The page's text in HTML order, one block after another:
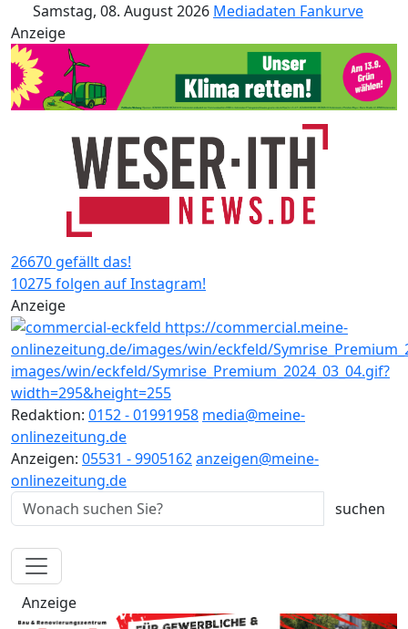
Samstag, 08. August 2026 Mediadaten Fankurve
Anzeige
26670 gefällt das!
10275 folgen auf Instagram!
Anzeige
Redaktion: 0152 - 01991958 media@meine-
onlinezeitung.de
Anzeigen: 05531 - 9905162anzeigen@meine-
onlinezeitung.de
Anzeige